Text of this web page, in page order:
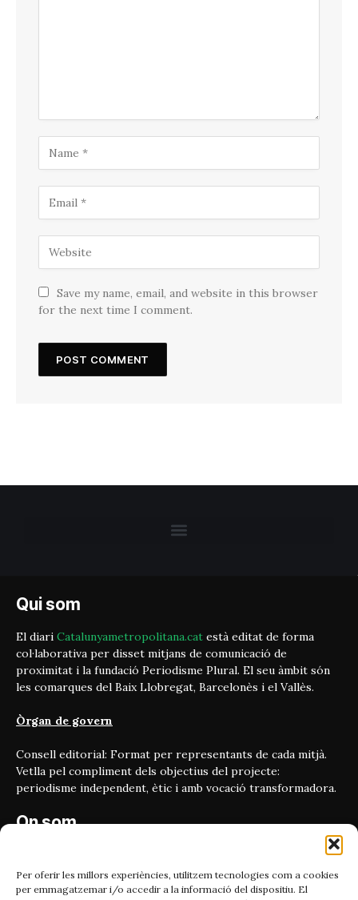
Per oferir les millors experiències, utilitzem tecnologies com a cookies
per emmagatzemar i/o accedir a la informació del dispositiu. El
Save my name, email, and website in this browser
for the next time I comment.
Qui som
El diari Catalunyametropolitana.cat està editat de forma
col·laborativa per disset mitjans de comunicació de
proximitat i la fundació Periodisme Plural. El seu àmbit són
les comarques del Baix Llobregat, Barcelonès i el Vallès.
Òrgan de govern
Consell editorial: Format per representants de cada mitjà.
Vetlla pel compliment dels objectius del projecte:
periodisme independent, ètic i amb vocació transformadora.
On som
08010, Barcelona